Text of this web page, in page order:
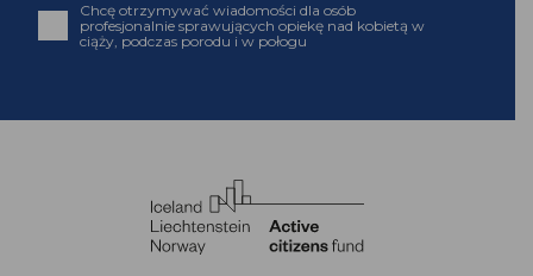
Chcę otrzymywać wiadomości dla osób
profesjonalnie sprawujących opiekę nad kobietą w
ciąży, podczas porodu i w połogu